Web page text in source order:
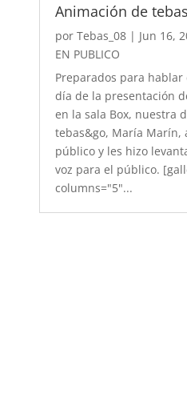
Animación de
por Tebas_08| Jun 16,
EN PUBLICO
Preparados para hablar
día de la presentación
en la sala Box, nuestra
tebas&go, María Marín,
público y les hizo
voz para el público.
columns="5"...